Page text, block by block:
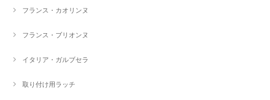
フランス・カオリンヌ
フランス・ブリオンヌ
イタリア・ガルブセラ
取り付け用ラッチ